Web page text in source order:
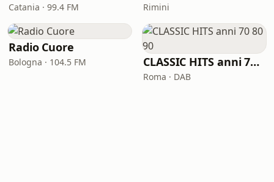
Catania · 99.4 FM Rimini
Radio Cuore
Bologna · 104.5 FM CLASSIC HITS anni 70 80 90
Roma · DAB